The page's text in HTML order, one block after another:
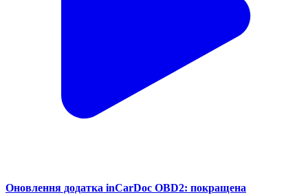
Оновлення додатка inCarDoc OBD2: покращена